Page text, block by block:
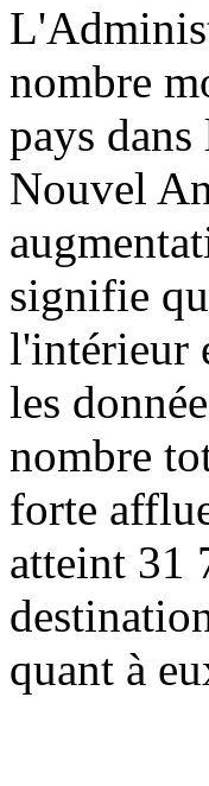
nombre
pays
Nouvel
signifie
l'intérieur
les
nombre
forte
atteint 31
quant à